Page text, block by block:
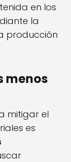
en los
la
producción
menos
mitigar el
es